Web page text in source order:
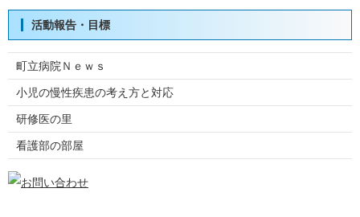
活動報告・目標
町立病院Ｎｅｗｓ
小児の慢性疾患の考え方と対応
研修医の里
看護部の部屋